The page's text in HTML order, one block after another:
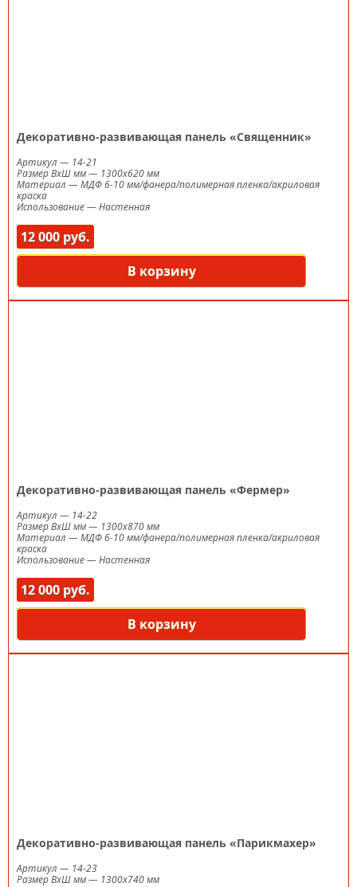
Декоративно-развивающая панель «Священник»
Артикул — 14-21
Размер ВxШ мм— 1300х620 мм
Материал — МДФ 6-10 мм/фанера/полимерная пленка/акриловая
краска
Использование— Настенная
12 000 руб.
В корзину
Декоративно-развивающая панель «Фермер»
Артикул — 14-22
Размер ВxШ мм— 1300х870 мм
Материал — МДФ 6-10 мм/фанера/полимерная пленка/акриловая
краска
Использование— Настенная
12 000 руб.
В корзину
Декоративно-развивающая панель «Парикмахер»
Артикул — 14-23
Размер ВxШ мм— 1300х740 мм